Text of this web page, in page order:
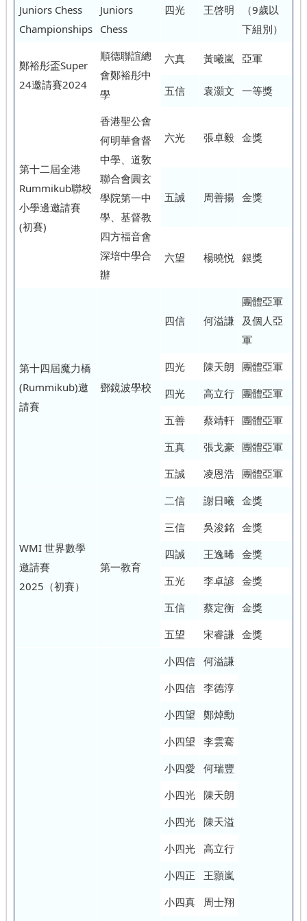
Juniors Chess
Championships
Juniors
Chess
四光 王啓明
（9歲以
下組別）
鄭裕彤盃Super
24邀請賽2024
順德聯誼總
會鄭裕彤中
學
六真 黃曦嵐 亞軍
五信 袁灝文 一等獎
第十二屆全港
Rummikub聯校
小學邊邀請賽
(初賽)
香港聖公會
何明華會督
中學、道敎
聯合會圓玄
學院第一中
學、基督教
四方福音會
深培中學合
辦
六光 張卓毅 金獎
五誠 周善揚 金獎
六望 楊曉悦 銀獎
第十四屆魔力橋
(Rummikub)邀
請賽
鄧鏡波學校
四信 何溢謙
團體亞軍
及個人亞
軍
四光
陳天朗
團體亞軍
四光
高立行 團體亞軍
五善
蔡靖軒 團體亞軍
五真
張戈豪
團體亞軍
五誠
凌恩浩 團體亞軍
WMI 世界數學
邀請賽
2025（初賽）
第一教育
二信 謝日曦 金獎
三信
吳浚銘 金獎
四誠
王逸晞 金獎
五光
李卓諺 金獎
五信
蔡定衡 金獎
五望
宋睿謙 金獎
小四信 何溢謙
小四信 李德淳
小四望
鄭焯勳
小四望
李雲騫
小四愛
何瑞豐
小四光 陳天朗
小四光 陳天溢
小四光 高立行
小四正
王顥嵐
小四真
周士翔